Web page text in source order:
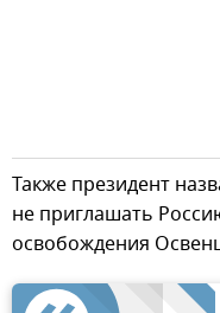
Также президент
не приглашать
освобождения